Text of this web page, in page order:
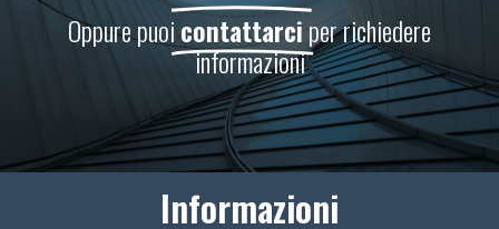
Oppure puoicontattarciper richiedere
informazioni
Informazioni